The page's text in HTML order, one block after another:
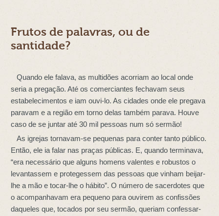
Frutos de palavras, ou de
santidade?
Quando ele falava, as multidões acorriam ao local onde
seria a pregação. Até os comerciantes fechavam seus
estabelecimentos e iam ouvi-lo. As cidades onde ele pregava
paravam e a região em torno delas também parava. Houve
caso de se juntar até 30 mil pessoas num só sermão!
As igrejas tornavam-se pequenas para conter tanto público.
Então, ele ia falar nas praças públicas. E, quando terminava,
“era necessário que alguns homens valentes e robustos o
levantassem e protegessem das pessoas que vinham beijar-
lhe a mão e tocar-lhe o hábito”. O número de sacerdotes que
o acompanhavam era pequeno para ouvirem as confissões
daqueles que, tocados por seu sermão, queriam confessar-